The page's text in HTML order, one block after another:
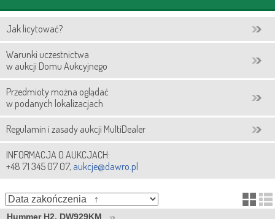
Jak licytować?
Warunki uczestnictwa
w aukcji Domu Aukcyjnego
Przedmioty można oglądać
w podanych lokalizacjach
Regulamin i zasady aukcji MultiDealer
INFORMACJA O AUKCJACH:
+48 71 345 07 07, aukcje@dawro.pl
Hummer H2, DW929KM